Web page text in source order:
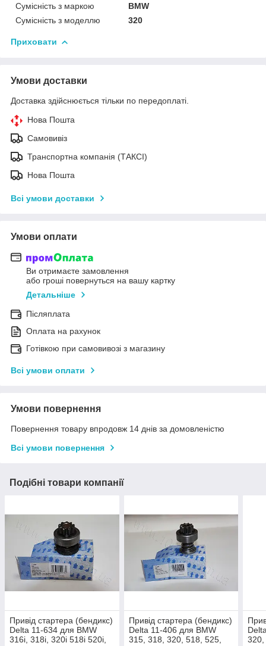
Сумісність з маркою
BMW
Сумісність з моделлю
320
Приховати
Умови доставки
Доставка здійснюється тільки по передоплаті.
Нова Пошта
Самовивіз
Транспортна компанія (ТАКСІ)
Нова Пошта
Всі умови доставки
Умови оплати
Ви отримаєте замовлення
або гроші повернуться на вашу картку
Детальніше
Післяплата
Оплата на рахунок
Готівкою при самовивозі з магазину
Всі умови оплати
Умови повернення
Повернення товару впродовж 14 днів за домовленістю
Всі умови повернення
Подібні товари компанії
Привід стартера (бендикс)
Delta 11-634 для BMW
316i, 318i, 320i 518i 520i,
Привід стартера (бендикс)
Delta 11-406 для BMW
315, 318, 320, 518, 525,